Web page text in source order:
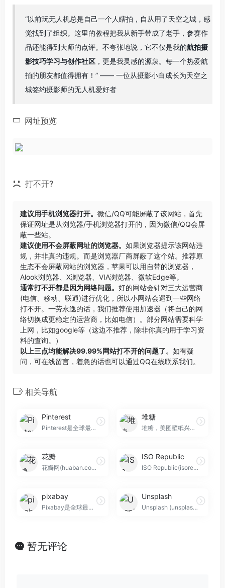
“以前玩无人机总是自己一个人瞎拍，自从用了天空之城，感
觉找到了组织。这里的教程把我从新手带成了老手，参赛作
品还能得到大师的点评。不夸张地说，它不仅是我的航拍摄
影技巧学习与创作社区 ，更是我灵感的源泉。每一个热爱航
拍的朋友都值得拥有！” —— 一位从摄影小白成长为天空之
城签约摄影师的无人机爱好者
网址预览
打不开?
建议用手机浏览器打开。 微信/QQ可能屏蔽了该网站，首先
保证网址是从浏览器/手机浏览器打开的，因为微信/QQ会屏
蔽一些站。
建议使用不会屏蔽网址的浏览器。 如果浏览器提示该网站违
规，并非真的违规。而是浏览器厂商屏蔽了这个站。推荐原
生态不会屏蔽网站的浏览器，苹果可以用自带的浏览器，
Alook浏览器
X浏览器 VIA浏览器 微软Edge等。
通常打不开都是因为网络问题。 好的网站会针对三大运营商
(电信、移动、联通)进行优化，所以小网站会遇到一些网络
打不开。一劳永逸的话，我们推荐使用加速器（将自己的网
络切换成更稳定的运营商，比如电信）。部分网站需要科学
上网，比如google等（这边不推荐，除非你真的用于学习资
料的查询。）
以上三点均能解决99.99%网站打不开的问题了。 如有疑
问，可在线留言，着急的话也可以通过QQ在线联系我们。
相关导航
Pinterest
Pinterest是全球最大的视觉灵感搜索发现引擎，2010年创立，月活超6亿，月搜索量超800亿次。以独特的Pin/Board机制汇聚全球海量高质量图片与视频，提供AI视觉搜索、购物推荐与跨境电商精准引流工具。本文详细介绍Pinterest设计师寻找灵感的必上网站推荐，解析Pinterest与花瓣网的区别对比，并提供Pinterest国内打不开解决方法，以及Pinterest版权问题与免费可商用替代方案指南。
堆糖
堆糖，美图壁纸兴趣社区。收录几十亿高清优质图片，数千万用户的珍藏分享，一键收藏下载美图，点亮生活无限灵感，做你的美好研究所：拥有高清壁纸、情侣头像、明星爱豆、影视动漫
花瓣
花瓣网(huaban.com)是国内领先的设计师灵感采集与素材管理平台，2011年上线，提供一键采集全网图片与视频的功能，汇聚超过4000万设计师和2亿高质量可商用素材。本文带来详细的花瓣网高效素材采集与画板整理技巧，解析花瓣网图片商用版权问题与安全使用方法，并提供花瓣网打不开的解决方法，对比花瓣网与Pinterest、站酷的差异，助你轻松构建个人灵感库。
ISO Republic
ISO Republic(isorepublic.com)是由英国摄影师Tom Eversley于2014年创立并独立运营的免费高清图片与视频素材网站。提供超过6500张高分辨率图片与130+视频，专注现代建筑、静物、抽象艺术与科技办公题材。所有素材遵循CC0协议，可免费下载并用于个人与商业项目，无需注册一键下载。本文提供详细的ISO Republic免费图库使用指南及与Pexels、Unsplash的对比分析。
pixabay
Pixabay是全球最大的免费可商用素材库，收录超590万张高质量图片、4K视频和音乐素材，支持中文搜索，无需署名即可商用。本文带来Pixabay免费可商用设计素材导航，对比Pixabay与Unsplash、Pexels的差异，并提供Pixabay免费高清4K视频素材下载指南与API开发者集成教程，助你告别版权焦虑。
Unsplash
Unsplash (unsplash.com) 是全球知名的免费可商用高清图片素材库，拥有超700万张高质量摄影作品。本文将带你看懂 Unsplash 免费可商用图片使用教程，分享设计师必备的免费商用图片网站推荐，及 Unsplash 高质量图片搜索技巧，让你彻底告别图荒和版权烦恼。
暂无评论